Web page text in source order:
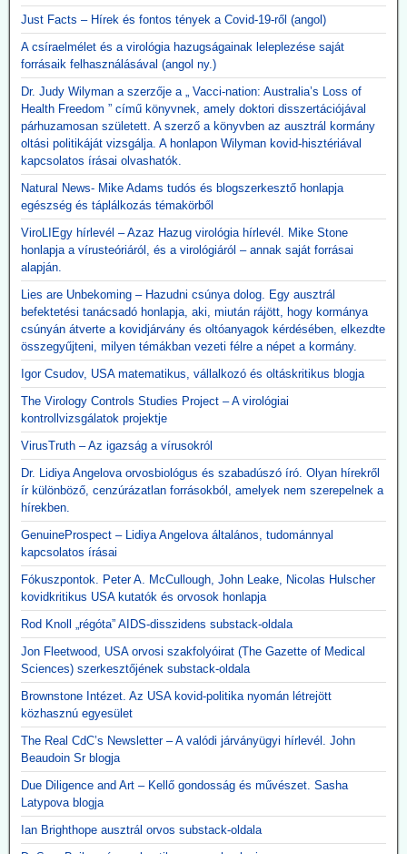
Just Facts – Hírek és fontos tények a Covid-19-ről (angol)
A csíraelmélet és a virológia hazugságainak leleplezése saját
forrásaik felhasználásával (angol ny.)
Dr. Judy Wilyman a szerzője a „ Vacci-nation: Australia’s Loss of
Health Freedom ” című könyvnek, amely doktori disszertációjával
párhuzamosan született. A szerző a könyvben az ausztrál kormány
oltási politikáját vizsgálja. A honlapon Wilyman kovid-hisztériával
kapcsolatos írásai olvashatók.
Natural News- Mike Adams tudós és blogszerkesztő honlapja
egészség és táplálkozás témakörből
ViroLIEgy hírlevél – Azaz Hazug virológia hírlevél. Mike Stone
honlapja a vírusteóriáról, és a virológiáról – annak saját forrásai
alapján.
Lies are Unbekoming – Hazudni csúnya dolog. Egy ausztrál
befektetési tanácsadó honlapja, aki, miután rájött, hogy kormánya
csúnyán átverte a kovidjárvány és oltóanyagok kérdésében, elkezdte
összegyűjteni, milyen témákban vezeti félre a népet a kormány.
Igor Csudov, USA matematikus, vállalkozó és oltáskritikus blogja
The Virology Controls Studies Project – A virológiai
kontrollvizsgálatok projektje
VirusTruth – Az igazság a vírusokról
Dr. Lidiya Angelova orvosbiológus és szabadúszó író. Olyan hírekről
ír különböző, cenzúrázatlan forrásokból, amelyek nem szerepelnek a
hírekben.
GenuineProspect – Lidiya Angelova általános, tudománnyal
kapcsolatos írásai
Fókuszpontok. Peter A. McCullough, John Leake, Nicolas Hulscher
kovidkritikus USA kutatók és orvosok honlapja
Rod Knoll „régóta” AIDS-disszidens substack-oldala
Jon Fleetwood, USA orvosi szakfolyóirat (The Gazette of Medical
Sciences) szerkesztőjének substack-oldala
Brownstone Intézet. Az USA kovid-politika nyomán létrejött
közhasznú egyesület
The Real CdC’s Newsletter – A valódi járványügyi hírlevél. John
Beaudoin Sr blogja
Due Diligence and Art – Kellő gondosság és művészet. Sasha
Latypova blogja
Ian Brighthope ausztrál orvos substack-oldala